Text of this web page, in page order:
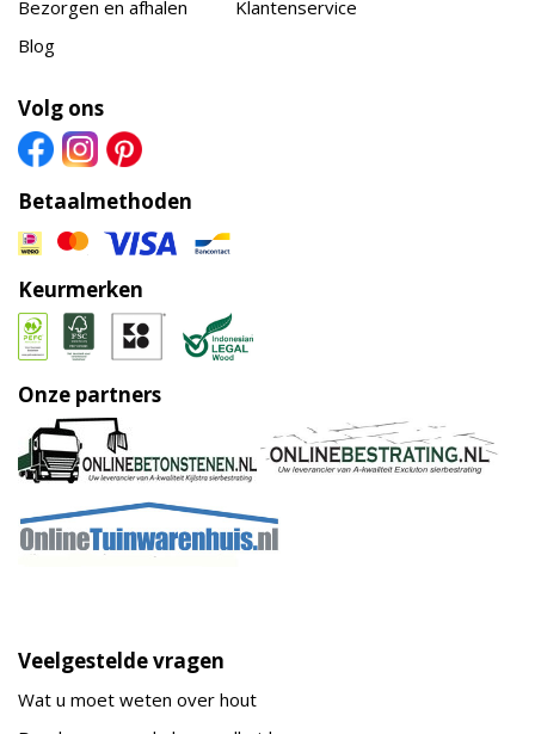
Bezorgen en afhalen
Blog
Klantenservice
Volg ons
Betaalmethoden
Keurmerken
Onze partners
Veelgestelde vragen
Wat u moet weten over hout